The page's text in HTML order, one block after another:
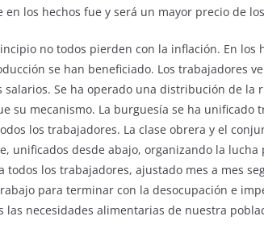
en los hechos fue y será un mayor precio de
no todos pierden con la inflación. En los
se han beneficiado. Los trabajadores
Se ha operado una distribución de la
su mecanismo. La burguesía se ha unificado
los trabajadores. La clase obrera y el
unificados desde abajo, organizando la
todos los trabajadores, ajustado mes a mes
para terminar con la desocupación e
las necesidades alimentarias de nuestra